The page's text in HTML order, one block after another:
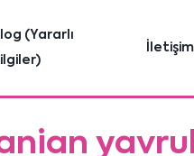
(Yararlı
İletişim